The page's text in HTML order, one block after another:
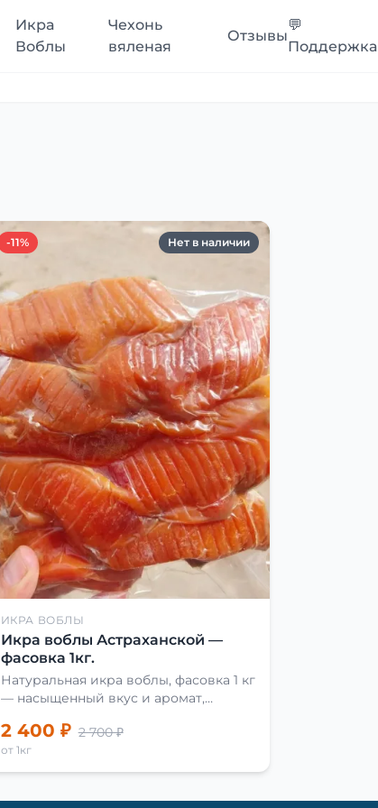
Икра
Воблы
Чехонь
вяленая
Отзывы
💬
Поддержка
-11% Нет в наличии
ИКРА ВОБЛЫ
Икра воблы Астраханской —
фасовка 1кг.
Натуральная икра воблы, фасовка 1 кг
— насыщенный вкус и аромат,
приготовления блюд.
2 400 ₽ 2 700 ₽
от 1кг